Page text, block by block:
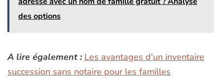
des options
A lire également : Les avantages d'un inventaire
succession sans notaire pour les familles